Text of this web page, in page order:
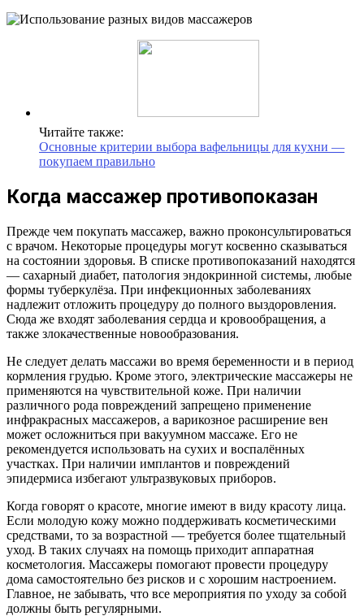
Читайте также:
Основные критерии выбора вафельницы для кухни —
покупаем правильно
Когда массажер противопоказан
Прежде чем покупать массажер, важно проконсультироваться
с врачом. Некоторые процедуры могут косвенно сказываться
на состоянии здоровья. В списке противопоказаний находятся
— сахарный диабет, патология эндокринной системы, любые
формы туберкулёза. При инфекционных заболеваниях
надлежит отложить процедуру до полного выздоровления.
Сюда же входят заболевания сердца и кровообращения, а
также злокачественные новообразования.
Не следует делать массажи во время беременности и в период
кормления грудью. Кроме этого, электрические массажеры не
применяются на чувствительной коже. При наличии
различного рода повреждений запрещено применение
инфракрасных массажеров, а варикозное расширение вен
может осложниться при вакуумном массаже. Его не
рекомендуется использовать на сухих и воспалённых
участках. При наличии имплантов и повреждений
эпидермиса избегают ультразвуковых приборов.
Когда говорят о красоте, многие имеют в виду красоту лица.
Если молодую кожу можно поддерживать косметическими
средствами, то за возрастной — требуется более тщательный
уход. В таких случаях на помощь приходит аппаратная
косметология. Массажеры помогают провести процедуру
дома самостоятельно без рисков и с хорошим настроением.
Главное, не забывать, что все мероприятия по уходу за собой
должны быть регулярными.